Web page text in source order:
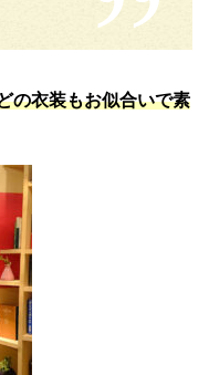
の衣装もお似合いで素